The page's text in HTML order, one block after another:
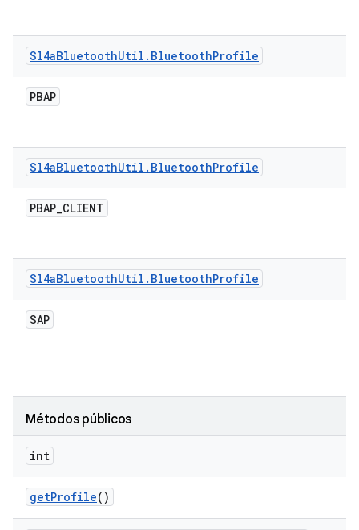
Sl4aBluetoothUtil . BluetoothProfile
PBAP
Sl4aBluetoothUtil . BluetoothProfile
PBAP_CLIENT
Sl4aBluetoothUtil . BluetoothProfile
SAP
Métodos públicos
int
getProfile()